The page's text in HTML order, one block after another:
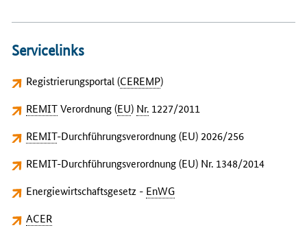
Servicelinks
Registrierungsportal (CEREMP)
REMITVerordnung (EU) Nr.1227/2011
REMIT-Durchführungsverordnung (EU) 2026/256
REMIT-Durchführungsverordnung (EU) Nr. 1348/2014
Energiewirtschaftsgesetz - EnWG
ACER